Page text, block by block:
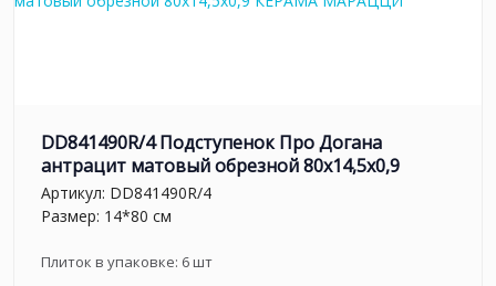
DD841490R/4 Подступенок Про Догана
антрацит матовый обрезной 80x14,5x0,9
Артикул: DD841490R/4
Размер: 14*80 см
Плиток в упаковке: 6шт